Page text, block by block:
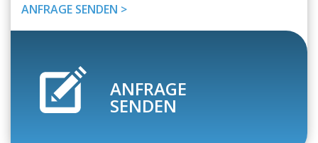
ANFRAGE SENDEN >
ANFRAGE
SENDEN